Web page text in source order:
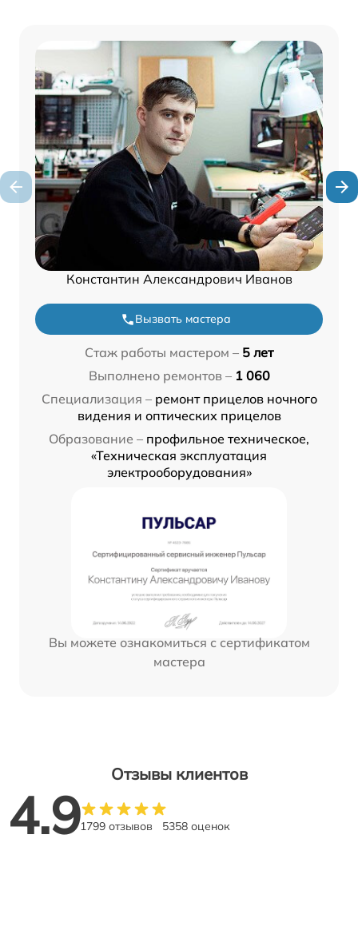
Константин Александрович Иванов
Вызвать мастера
Стаж работы мастером – 5 лет
Выполнено ремонтов – 1 060
Специализация – ремонт прицелов ночного
видения и оптических прицелов
Образование – профильное техническое,
«Техническая эксплуатация
электрооборудования»
Вы можете ознакомиться с сертификатом
мастера
Отзывы клиентов
4.91799 отзывов 5358 оценок